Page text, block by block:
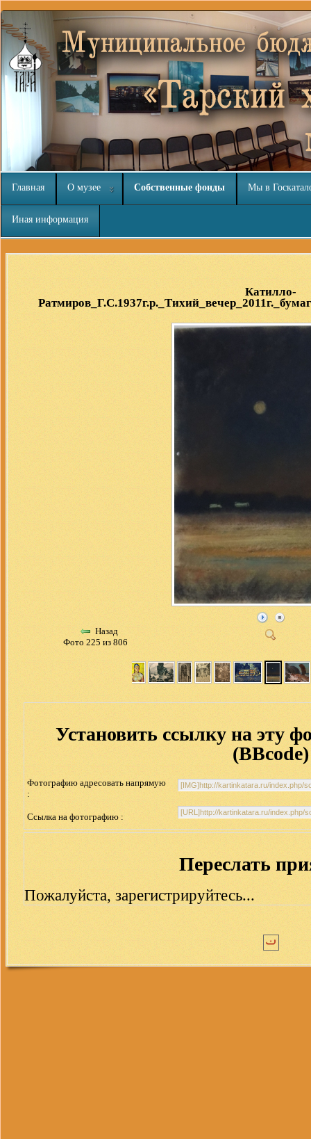
Главная О музее Собственные фонды Мы в
Иная информация
Катилло-
Назад
Фото 225 из 806
Установить ссылку на эту
(BBcode)
Фотографию адресовать напрямую
:
Ссылка на фотографию :
Переслать
Пожалуйста, зарегистрируйтесь...